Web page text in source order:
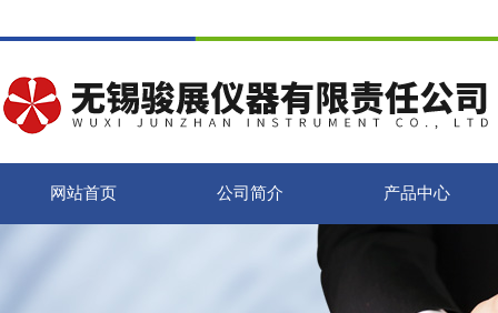
网站首页 公司简介 产品中心